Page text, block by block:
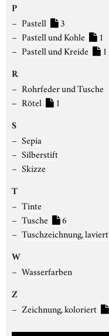
P
Pastell
3
Pastell und Kohle
1
Pastell und Kreide
1
R
Rohrfeder und Tusche
Rötel
1
S
Sepia
Silberstift
Skizze
T
Tinte
Tusche
6
Tuschzeichnung, laviert
W
Wasserfarben
Z
Zeichnung, koloriert